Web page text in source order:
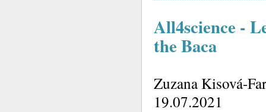
All4science -
the Baca
Zuzana Kisová-
19.07.2021